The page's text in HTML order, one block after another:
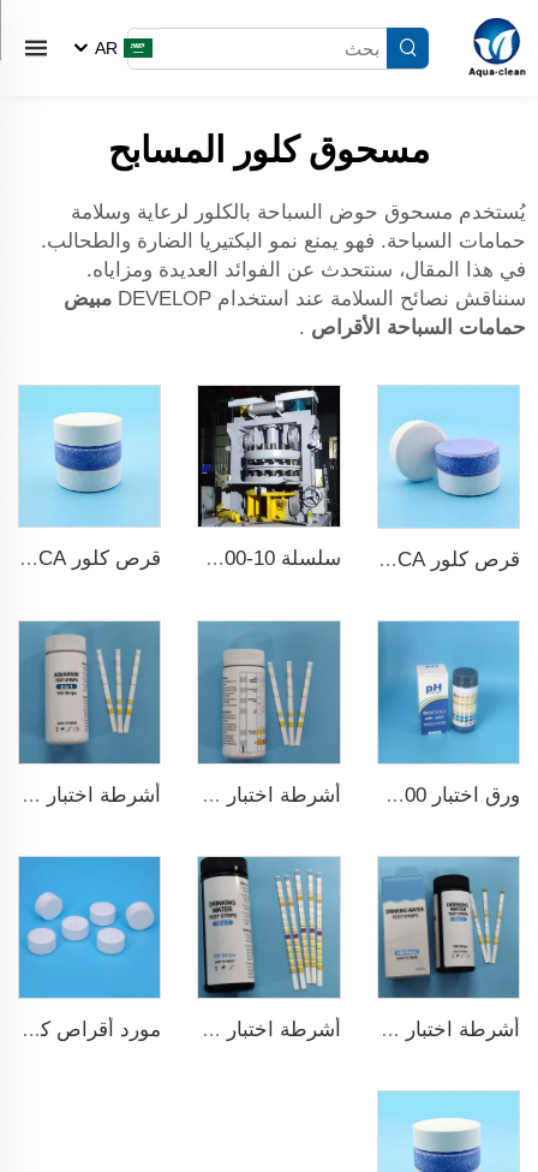
AR
مسحوق كلور المسابح
يُستخدم مسحوق حوض السباحة بالكلور لرعاية وسلامة
حمامات السباحة. فهو يمنع نمو البكتيريا الضارة والطحالب.
في هذا المقال، سنتحدث عن الفوائد العديدة ومزاياه.
سنناقش نصائح السلامة عند استخدام DEVELOP
مبيض
حمامات السباحة
الأقراص .
قرص كلور TCCA لتعقيم المياه سلسلة ZPS100-10 ضاغط أقراص دوارة كبير قرص كلور TCCA لتعقيم المياه قياس 3 بوصات حمض ثلاثي الكلور إيزوسيانوريك
ورق اختبار pH ph0-ph14 100شريط لاختبار مسبح السباحة أشرطة اختبار ماء مسبح 7 في 1 أشرطة اختبار خزان السمك عالية الجودة 6 في 1 لمزرعة الأسماك
أشرطة اختبار ماء الشرب 9 في 1 أشرطة اختبار سريع ودقيق للمسبح 15 في 1 لماء الشرب مورد أقراص كلور TCCA بالجملة مطهر مسبح السباحة